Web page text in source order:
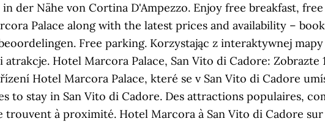
der Nähe von Cortina D'Ampezzo. Enjoy free breakfast,
Palace along with the latest prices and availability –
Free parking. Korzystając z interaktywnej
Hotel Marcora Palace, San Vito di Cadore: Zobrazte
Hotel Marcora Palace, které se v San Vito di Cadore
to stay in San Vito di Cadore. Des attractions populaires,
trouvent à proximité. Hotel Marcora à San Vito di Cadore